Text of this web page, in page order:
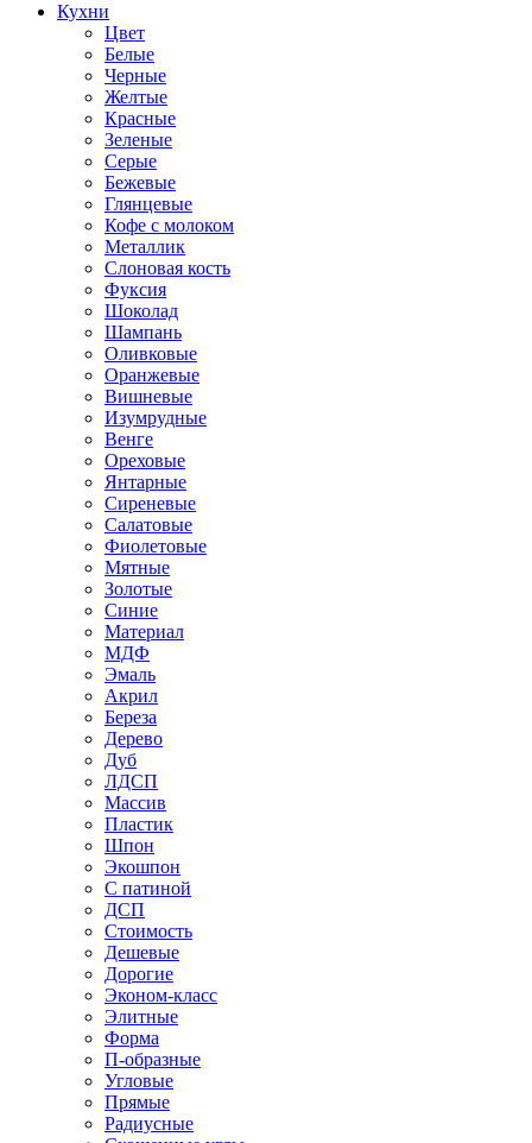
Кухни
Цвет
Белые
Черные
Желтые
Красные
Зеленые
Серые
Бежевые
Глянцевые
Кофе с молоком
Металлик
Слоновая кость
Фуксия
Шоколад
Шампань
Оливковые
Оранжевые
Вишневые
Изумрудные
Венге
Ореховые
Янтарные
Сиреневые
Салатовые
Фиолетовые
Мятные
Золотые
Синие
Материал
МДФ
Эмаль
Акрил
Береза
Дерево
Дуб
ЛДСП
Массив
Пластик
Шпон
Экошпон
С патиной
ДСП
Стоимость
Дешевые
Дорогие
Эконом-класс
Элитные
Форма
П-образные
Угловые
Прямые
Радиусные